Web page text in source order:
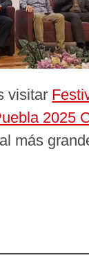
visitar
2025
más